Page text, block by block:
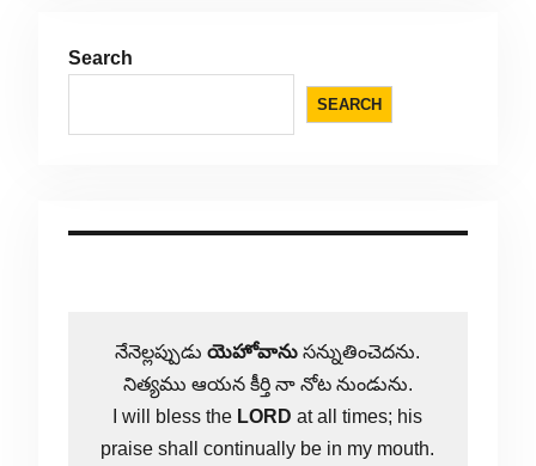
Search
SEARCH
నేనెల్లప్పుడుయెహోవాను సన్నుతించెదను.
నిత్యము ఆయన కీర్తి నా నోట నుండును.
I will bless the LORD at all times; his
praise shall continually be in my mouth.